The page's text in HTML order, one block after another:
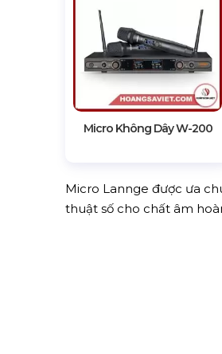
Micro Không Dây W-200
Micro Lannge được ưa
thuật số cho chất âm